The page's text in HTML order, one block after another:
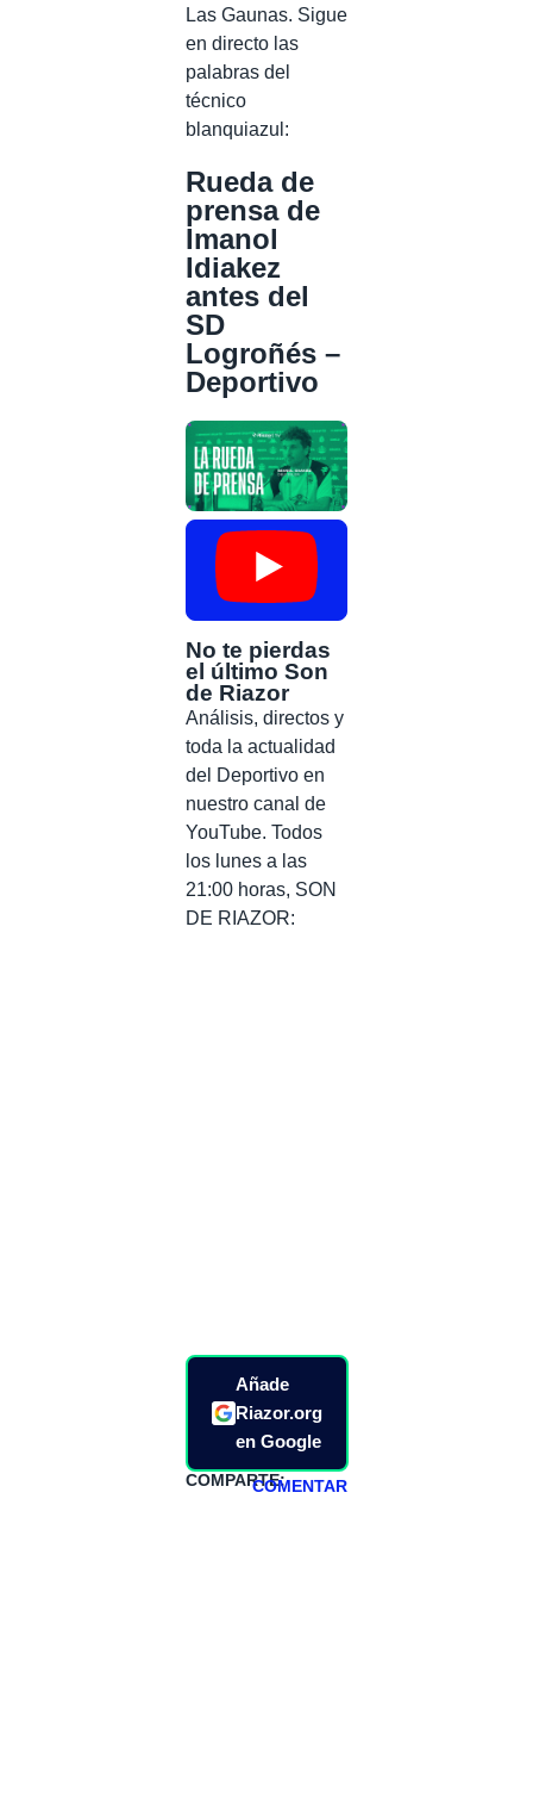
Las Gaunas. Sigue
en directo las
palabras del
técnico
blanquiazul:
Rueda de
prensa de
Imanol
Idiakez
antes del
SD
Logroñés –
Deportivo
No te pierdas
el último Son
de Riazor
Análisis, directos y
toda la actualidad
del Deportivo en
nuestro canal de
YouTube. Todos
los lunes a las
21:00 horas, SON
DE RIAZOR:
Añade
Riazor.org
en Google
COMPARTE:COMENTAR